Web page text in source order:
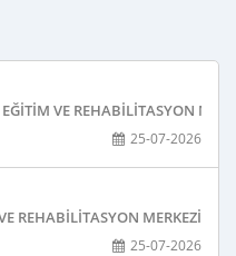
VE REHABILITASYON
25-07-2026
REHABILITASYON MERKEZI
25-07-2026